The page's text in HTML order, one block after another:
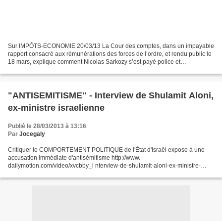
Sur IMPÔTS-ECONOMIE 20/03/13 La Cour des comptes, dans un impayable
rapport consacré aux rémunérations des forces de l’ordre, et rendu public le
18 mars, explique comment Nicolas Sarkozy s’est payé police et
"ANTISEMITISME" - Interview de Shulamit Aloni,
ex-ministre israelienne
Publié le 28/03/2013 à 13:16
Par Jocegaly
Critiquer le COMPORTEMENT POLITIQUE de l'État d'Israël expose à une
accusation immédiate d'antisémitisme http://www.
dailymotion.com/video/xvcbby_i nterview-de-shulamit-aloni-ex-ministre-